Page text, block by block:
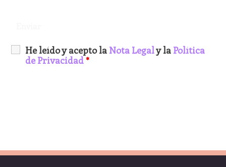
He leído y acepto la Nota Legaly la Política
de Privacidad*